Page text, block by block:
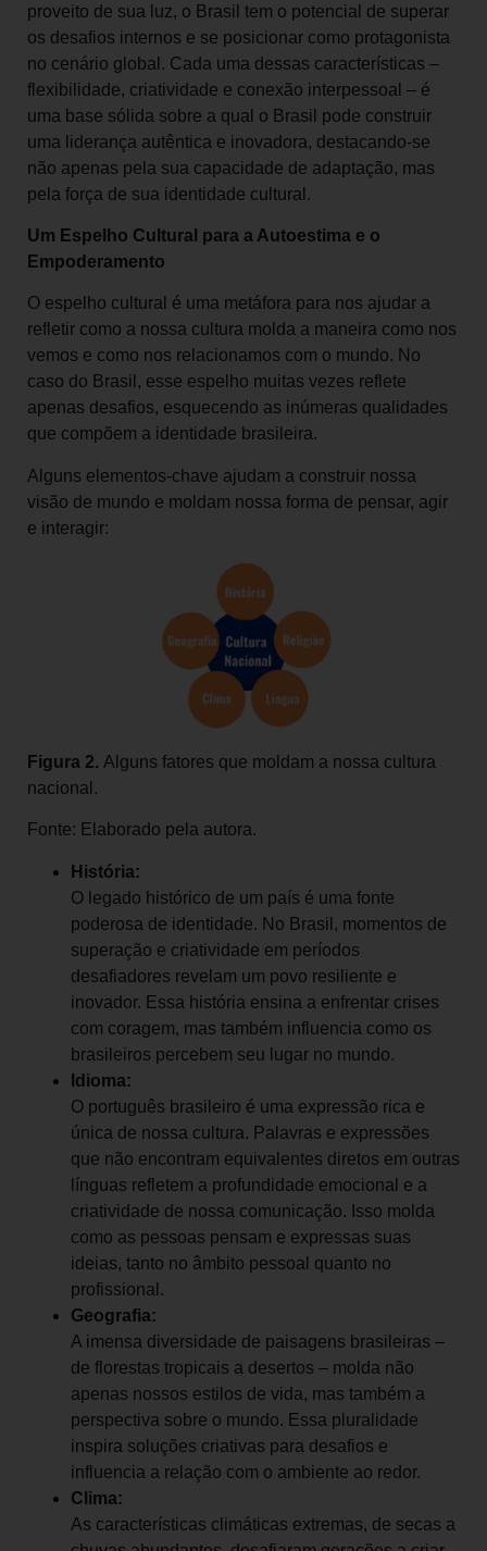
proveito de sua luz, o Brasil tem o potencial de superar
os desafios internos e se posicionar como protagonista
no cenário global. Cada uma dessas características –
flexibilidade, criatividade e conexão interpessoal – é
uma base sólida sobre a qual o Brasil pode construir
uma liderança autêntica e inovadora, destacando-se
não apenas pela sua capacidade de adaptação, mas
pela força de sua identidade cultural.
Um Espelho Cultural para a Autoestima e o
Empoderamento
O espelho cultural é uma metáfora para nos ajudar a
refletir como a nossa cultura molda a maneira como nos
vemos e como nos relacionamos com o mundo. No
caso do Brasil, esse espelho muitas vezes reflete
apenas desafios, esquecendo as inúmeras qualidades
que compõem a identidade brasileira.
Alguns elementos-chave ajudam a construir nossa
visão de mundo e moldam nossa forma de pensar, agir
e interagir:
Figura 2. Alguns fatores que moldam a nossa cultura
nacional.
Fonte: Elaborado pela autora.
História:
O legado histórico de um país é uma fonte
poderosa de identidade. No Brasil, momentos de
superação e criatividade em períodos
desafiadores revelam um povo resiliente e
inovador. Essa história ensina a enfrentar crises
com coragem, mas também influencia como os
brasileiros percebem seu lugar no mundo.
Idioma:
O português brasileiro é uma expressão rica e
única de nossa cultura. Palavras e expressões
que não encontram equivalentes diretos em outras
línguas refletem a profundidade emocional e a
criatividade de nossa comunicação. Isso molda
como as pessoas pensam e expressas suas
ideias, tanto no âmbito pessoal quanto no
profissional.
Geografia:
A imensa diversidade de paisagens brasileiras –
de florestas tropicais a desertos – molda não
apenas nossos estilos de vida, mas também a
perspectiva sobre o mundo. Essa pluralidade
inspira soluções criativas para desafios e
influencia a relação com o ambiente ao redor.
Clima:
As características climáticas extremas, de secas a